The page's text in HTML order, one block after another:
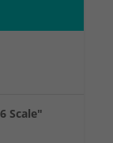
Scale"